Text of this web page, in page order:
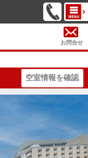
お問合せ
空室情報を確認